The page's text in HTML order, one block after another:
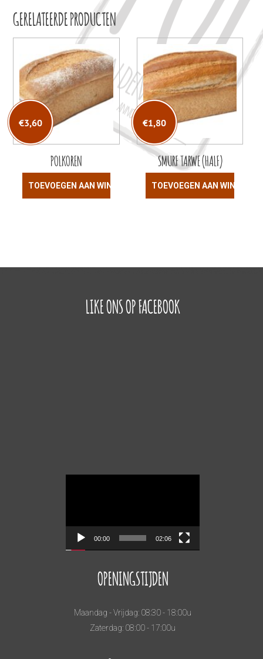
GERELATEERDE PRODUCTEN
POLKOREN
€3,60
TOEVOEGEN AAN WINKELWAGEN
SMURF TARWE (HALF)
€1,80
TOEVOEGEN AAN
LIKE ONS OP FACEBOOK
00:00 02:06
OPENINGSTIJDEN
Maandag - Vrijdag: 08:30 - 18:00u
Zaterdag: 08:00 - 17:00u